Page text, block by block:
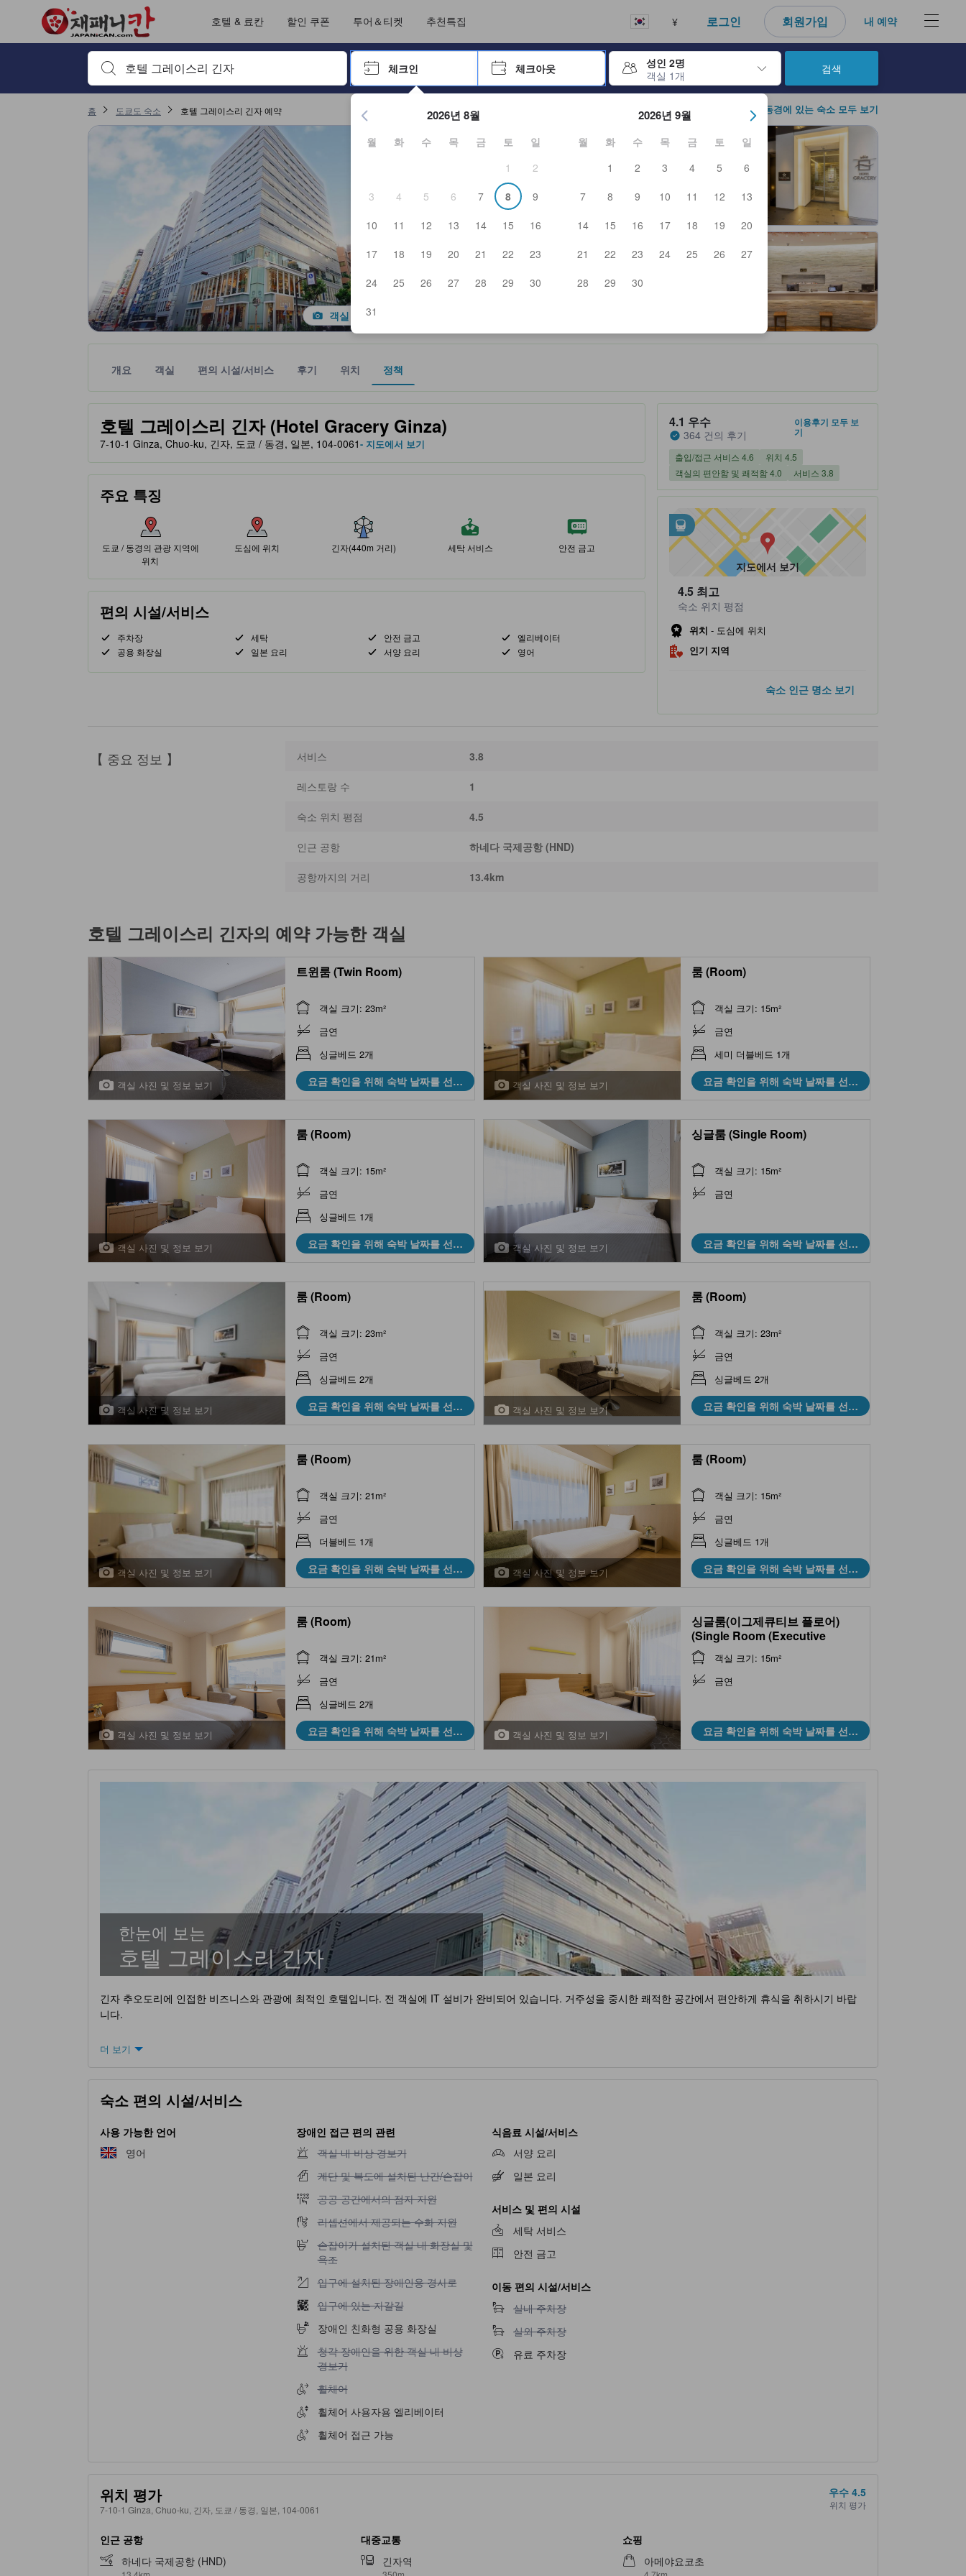
호텔 & 료칸 할인 쿠폰 투어＆티켓 추천특집 ¥ 로그인 회원가입 내 예약
검색하고 싶은 키워드나 숙소명을 입력하고 방향키나 탭 키를 사용하여 탐색한 후 엔터키를 눌러 선택하세요.
체크인 체크아웃
성인 2명
객실 1개
엔터 키를 눌러 캘린더를 여세요. 방향키를 사용해 체크인 및 체크아웃 날짜를 탐색할 수 있습니다. 엔터 키를 사용해 특정 날짜를 선택
2026년 8월
월 화 수 목 금 토
일
1
2
3
4 5 6 7 8
9
10
11 12 13 14 15
16
17
18 19 20 21 22
23
24
25 26 27 28 29
30
31
2026년 9월
월 화 수 목 금 토
일
1
2 3 4 5
6
7
8 9 10 11 12
13
14
15 16 17 18 19
20
21
22 23 24 25 26
27
28
29 30
검색
홈 도쿄도 숙소 호텔 그레이스리 긴자 예약 도쿄 / 동경에 있는 숙소 모두 보기
객실 사진 보기
개요 객실 편의 시설/서비스 후기 위치 정책
호텔 그레이스리 긴자 (Hotel Gracery Ginza)
tooltip
노란색 별 표시는 기대할 수 있는 편안함, 편의 시설 및 서비스를 반영해 파트너 사이트에서 제공한 성급입니다.
7-10-1 Ginza, Chuo-ku, 긴자, 도쿄 / 동경, 일본, 104-0061- 지도에서 보기
주요 특징
도쿄 / 동경의 관광 지역에
위치
도심에 위치 긴자(440m 거리) 세탁 서비스 안전 금고
편의 시설/서비스
주차장 세탁 안전 금고
엘리베이터
공용 화장실
일본 요리 서양 요리 영어
4.1 우수
364 건의 후기
이용후기 모두 보
기
출입/접근 서비스 4.6
위치 4.5
객실의 편안함 및 쾌적함 4.0
서비스 3.8
tooltip
인근 대중교통
• 긴자역 (0.35km 이내)
• 히가시긴자역 (0.35km 이내)
지도에서 보기
4.5 최고
숙소 위치 평점
위치 - 도심에 위치
인기 지역
숙소 인근 명소 보기
【 중요 정보 】 서비스 3.8
레스토랑 수 1
숙소 위치 평점 4.5
인근 공항 하네다 국제공항 (HND)
공항까지의 거리 13.4km
호텔 그레이스리 긴자의 예약 가능한 객실
객실 사진 및 정보 보기
트윈룸 (Twin Room)
객실 크기: 23m²
금연
싱글베드 2개
요금 확인을 위해 숙박 날짜를 선택
하세요
객실 사진 및 정보 보기
룸 (Room)
객실 크기: 15m²
금연
세미 더블베드 1개
요금 확인을 위해 숙박 날짜를 선택
하세요
객실 사진 및 정보 보기
룸 (Room)
객실 크기: 15m²
금연
싱글베드 1개
요금 확인을 위해 숙박 날짜를 선택
하세요
객실 사진 및 정보 보기
싱글룸 (Single Room)
객실 크기: 15m²
금연
요금 확인을 위해 숙박 날짜를 선택
하세요
객실 사진 및 정보 보기
룸 (Room)
객실 크기: 23m²
금연
싱글베드 2개
요금 확인을 위해 숙박 날짜를 선택
하세요
객실 사진 및 정보 보기
룸 (Room)
객실 크기: 23m²
금연
싱글베드 2개
요금 확인을 위해 숙박 날짜를 선택
하세요
객실 사진 및 정보 보기
룸 (Room)
객실 크기: 21m²
금연
더블베드 1개
요금 확인을 위해 숙박 날짜를 선택
하세요
객실 사진 및 정보 보기
룸 (Room)
객실 크기: 15m²
금연
싱글베드 1개
요금 확인을 위해 숙박 날짜를 선택
하세요
객실 사진 및 정보 보기
룸 (Room)
객실 크기: 21m²
금연
싱글베드 2개
요금 확인을 위해 숙박 날짜를 선택
하세요
객실 사진 및 정보 보기
싱글룸(이그제큐티브 플로어)
(Single Room (Executive
Floor))객실 크기: 15m²
금연
요금 확인을 위해 숙박 날짜를 선택
하세요
한눈에 보는
호텔 그레이스리 긴자
긴자 추오도리에 인접한 비즈니스와 관광에 최적인 호텔입니다. 전 객실에 IT 설비가 완비되어 있습니다. 거주성을 중시한 쾌적한 공간에서 편안하게 휴식을 취하시기 바랍
니다.
더 보기
숙소 편의 시설/서비스
사용 가능한 언어
영어
장애인 접근 편의 관련
객실 내 비상 경보기 이용 불가
객실 내 비상 경보기
계단 및 복도에 설치된 난간/손잡이 이용 불가
계단 및 복도에 설치된 난간/손잡이
공공 공간에서의 점자 지원 이용 불가
공공 공간에서의 점자 지원
리셉션에서 제공되는 수화 지원 이용 불가
리셉션에서 제공되는 수화 지원
손잡이가 설치된 객실 내 화장실 및 욕조 이용 불가
손잡이가 설치된 객실 내 화장실 및
욕조
입구에 설치된 장애인용 경사로 이용 불가
입구에 설치된 장애인용 경사로
입구에 있는 자갈길 이용 불가
입구에 있는 자갈길
장애인 친화형 공용 화장실
청각 장애인을 위한 객실 내 비상 경보기 이용 불가
청각 장애인을 위한 객실 내 비상
경보기
휠체어 이용 불가
휠체어
휠체어 사용자용 엘리베이터
휠체어 접근 가능
식음료 시설/서비스
서양 요리
일본 요리
서비스 및 편의 시설
세탁 서비스
안전 금고
이동 편의 시설/서비스
실내 주차장 이용 불가
실내 주차장
실외 주차장 이용 불가
실외 주차장
유료 주차장
위치 평가
7-10-1 Ginza, Chuo-ku, 긴자, 도쿄 / 동경, 일본, 104-0061
우수 4.5
위치 평가
인근 공항
하네다 국제공항 (HND)
대중교통
긴자역
쇼핑
아메야요코초
재패니칸의 모든 이용후기는 숙소 이용후기 작성 전 숙소 예약에서부터 체크아웃까지 일련의 절차를 완료한 실제 숙소 이용객들에 의해 작성되었습니다. 신뢰할 수 있고 정확하며 솔직한 정보로 고객님이 더 나은 선택
출입/접근 서비스 평점 5점 만점에 4.6점. 도쿄 / 동경 기준 높은 평점
위치 평점 5점 만점에 4.5점. 도쿄 / 동경 기준 높은 평점
객실의 편안함 및 쾌적함 평점 5점 만점에 4점. 도쿄 / 동경 기준 높은 평점
서비스 평점 5점 만점에 3.8점. 도쿄 / 동경 기준 높은 평점
이용후기 페이지로 변경되었습니다 1
이용후기 페이지로 변경되었습니다 1